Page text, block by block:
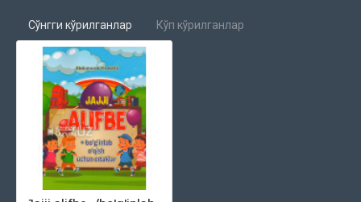
Сўнгги кўрилганлар Кўп кўрилганлар